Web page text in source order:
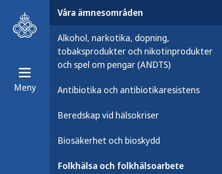
Meny
Våra ämnesområden
Alkohol, narkotika, dopning,
tobaksprodukter och nikotinprodukter
och spel om pengar (ANDTS)
Antibiotika och antibiotikaresistens
Beredskap vid hälsokriser
Biosäkerhet och bioskydd
Folkhälsa och folkhälsoarbete
Våra ämnesområden Folkhälsa
Tema folkhälsa